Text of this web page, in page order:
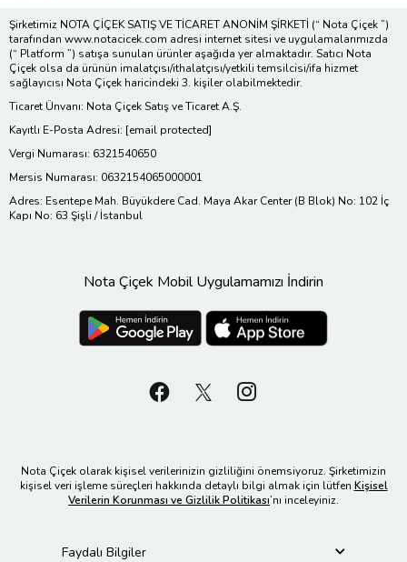
Şirketimiz NOTA ÇİÇEK SATIŞ VE TİCARET ANONİM ŞİRKETİ (“ Nota Çiçek ”)
tarafından www.notacicek.com adresi internet sitesi ve uygulamalarımızda
(“ Platform ”) satışa sunulan ürünler aşağıda yer almaktadır. Satıcı Nota
Çiçek olsa da ürünün imalatçısı/ithalatçısı/yetkili temsilcisi/ifa hizmet
sağlayıcısı Nota Çiçek haricindeki 3. kişiler olabilmektedir.
Ticaret Ünvanı: Nota Çiçek Satış ve Ticaret A.Ş.
Kayıtlı E-Posta Adresi: [email protected]
Vergi Numarası: 6321540650
Mersis Numarası: 0632154065000001
Adres: Esentepe Mah. Büyükdere Cad. Maya Akar Center (B Blok) No: 102 İç
Kapı No: 63 Şişli / İstanbul
Nota Çiçek Mobil Uygulamamızı İndirin
Nota Çiçek olarak kişisel verilerinizin gizliliğini önemsiyoruz. Şirketimizin
kişisel veri işleme süreçleri hakkında detaylı bilgi almak için lütfen Kişisel
Verilerin Korunması ve Gizlilik Politikası’nı inceleyiniz.
Faydalı Bilgiler